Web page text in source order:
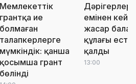
Мемлекеттік
грантқа ие
болмаған
талапкерлерге
мүмкіндік: қанша
қосымша грант
бөлінді
емінен
жасар
құлағы
қалды
13:00